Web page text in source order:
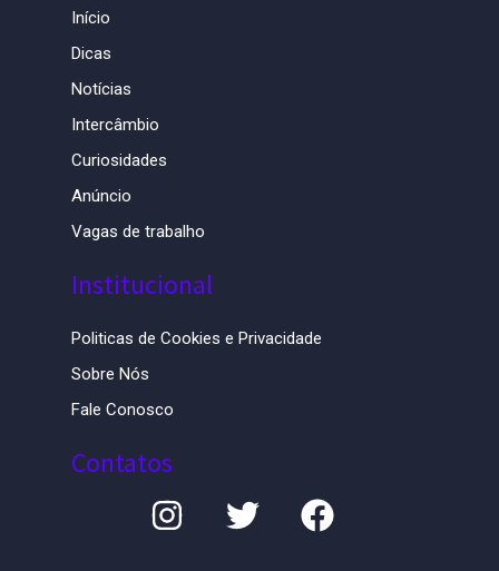
Início
Dicas
Notícias
Intercâmbio
Curiosidades
Anúncio
Vagas de trabalho
Institucional
Politicas de Cookies e Privacidade
Sobre Nós
Fale Conosco
Contatos